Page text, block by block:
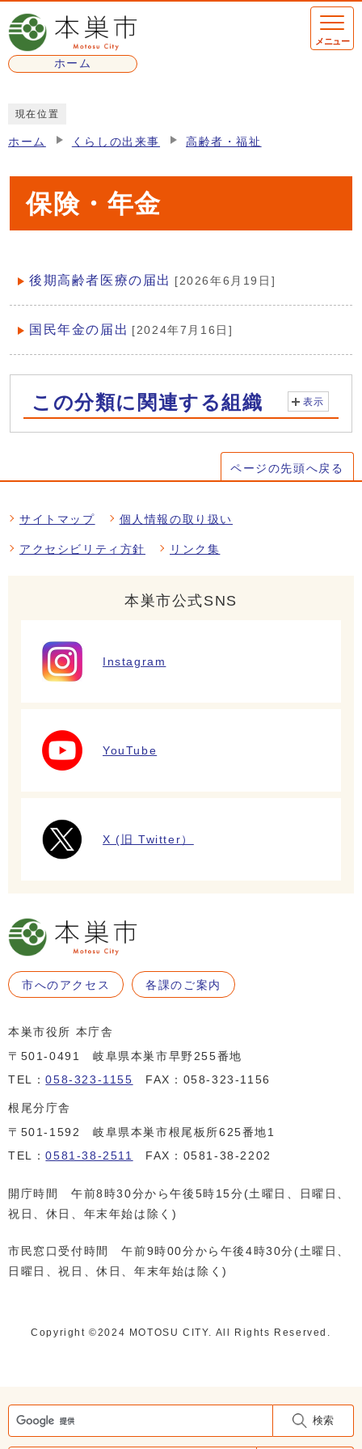
ページの先頭です
ホーム
検索
メニュー
現在位置
ホーム くらしの出来事 高齢者・福祉
保険・年金
メインメニュー
後期高齢者医療の届出 [2026年6月19日]
国民年金の届出 [2024年7月16日]
この分類に関連する組織 表示
ページの先頭へ戻る
サイトマップ 個人情報の取り扱い
アクセシビリティ方針 リンク集
本巣市公式SNS
Instagram
YouTube
X (旧 Twitter）
市へのアクセス 各課のご案内
本巣市役所 本庁舎
〒501-0491 岐阜県本巣市早野255番地
TEL：058-323-1155 FAX：058-323-1156
根尾分庁舎
〒501-1592 岐阜県本巣市根尾板所625番地1
TEL：0581-38-2511 FAX：0581-38-2202
開庁時間 午前8時30分から午後5時15分(土曜日、日曜日、
祝日、休日、年末年始は除く)
市民窓口受付時間 午前9時00分から午後4時30分(土曜日、
日曜日、祝日、休日、年末年始は除く)
Copyright ©️2024 MOTOSU CITY. All Rights Reserved.